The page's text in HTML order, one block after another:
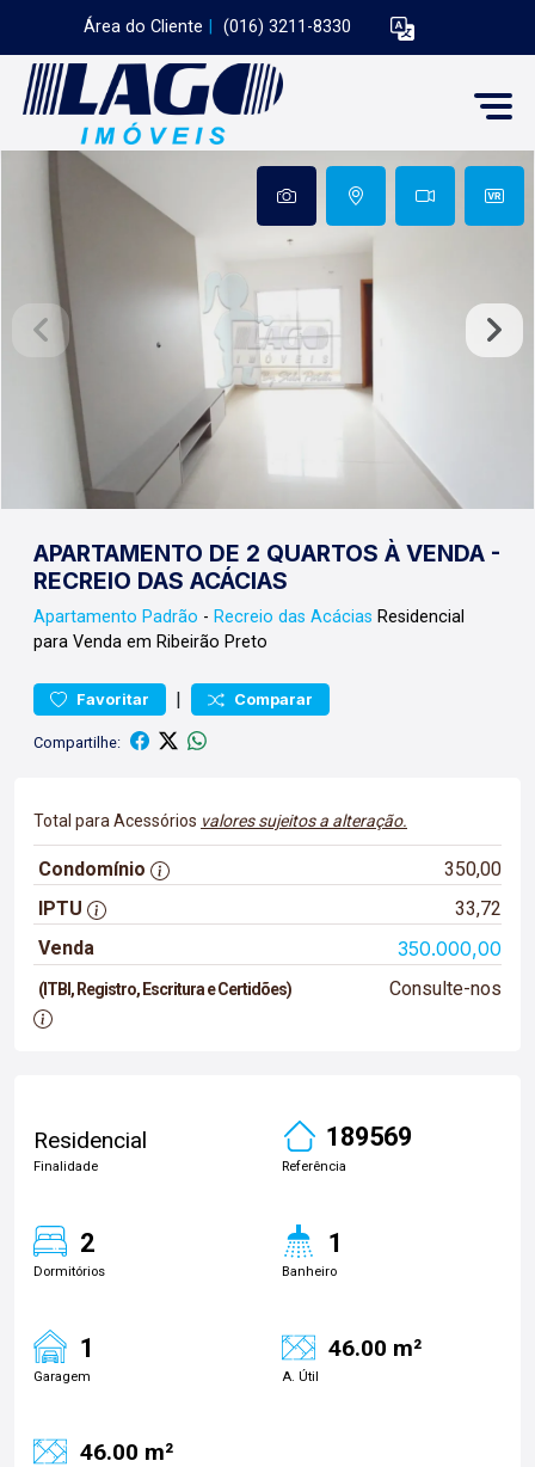
Área do Cliente (016) 3211-8330
APARTAMENTO DE 2 QUARTOS À VENDA -
RECREIO DAS ACÁCIAS
Apartamento Padrão - Recreio das Acácias Residencial
para Venda em Ribeirão Preto
Favoritar | Comparar
Compartilhe:
Total para Acessórios valores sujeitos a alteração.
Condomínio
350,00
IPTU
33,72
Venda
350.000,00
(ITBI, Registro, Escritura e Certidões) Consulte-nos
Residencial
Finalidade
189569
Referência
2
Dormitórios
1
Banheiro
1
Garagem
46.00 m²
A. Útil
46.00 m²